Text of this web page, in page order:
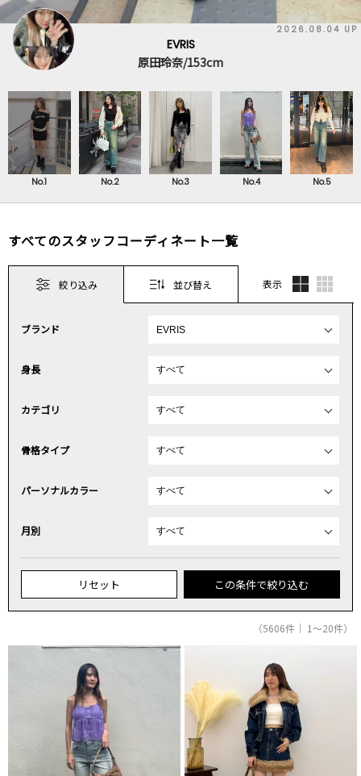
UP
原田玲奈/153cm
No.1 No.2 No.3 No.4 No.5
すべてのスタッフコーディネート一覧
絞り込み 並び替え 表示
ブランド
身長
カテゴリ
骨格タイプ
パーソナルカラー
月別
リセット この条件で絞り込む
（5606件｜ 1～20件）